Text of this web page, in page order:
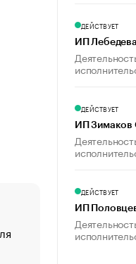
«От спорта тело
создавшей GTA
ДЕЙСТВУЕТ
ИП
ДЕЙСТВУЕТ
ИП Зимаков
ДЕЙСТВУЕТ
ИП